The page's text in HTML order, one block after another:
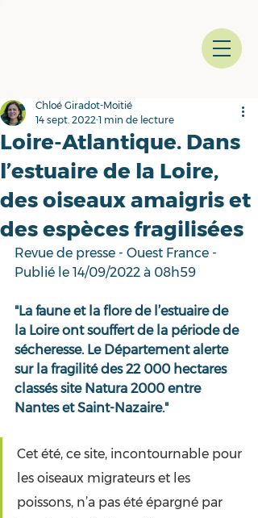
Loire-Atlantique. Dans
l’estuaire de la Loire,
des oiseaux amaigris et
des espèces fragilisées
Chloé Giradot-Moitié
14 sept. 2022 1 min de lecture
Revue de presse - Ouest France -
Publié le 14/09/2022 à 08h59
"La faune et la flore de l’estuaire de
la Loire ont souffert de la période de
sécheresse. Le Département alerte
sur la fragilité des 22 000 hectares
classés site Natura 2000 entre
Nantes et Saint-Nazaire."
Cet été, ce site, incontournable pour
les oiseaux migrateurs et les
poissons, n’a pas été épargné par